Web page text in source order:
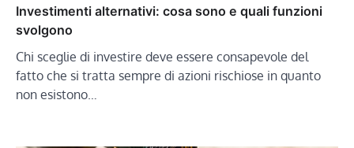
Investimenti alternativi: cosa sono e quali funzioni
svolgono
Chi sceglie di investire deve essere consapevole del
fatto che si tratta sempre di azioni rischiose in quanto
non esistono…